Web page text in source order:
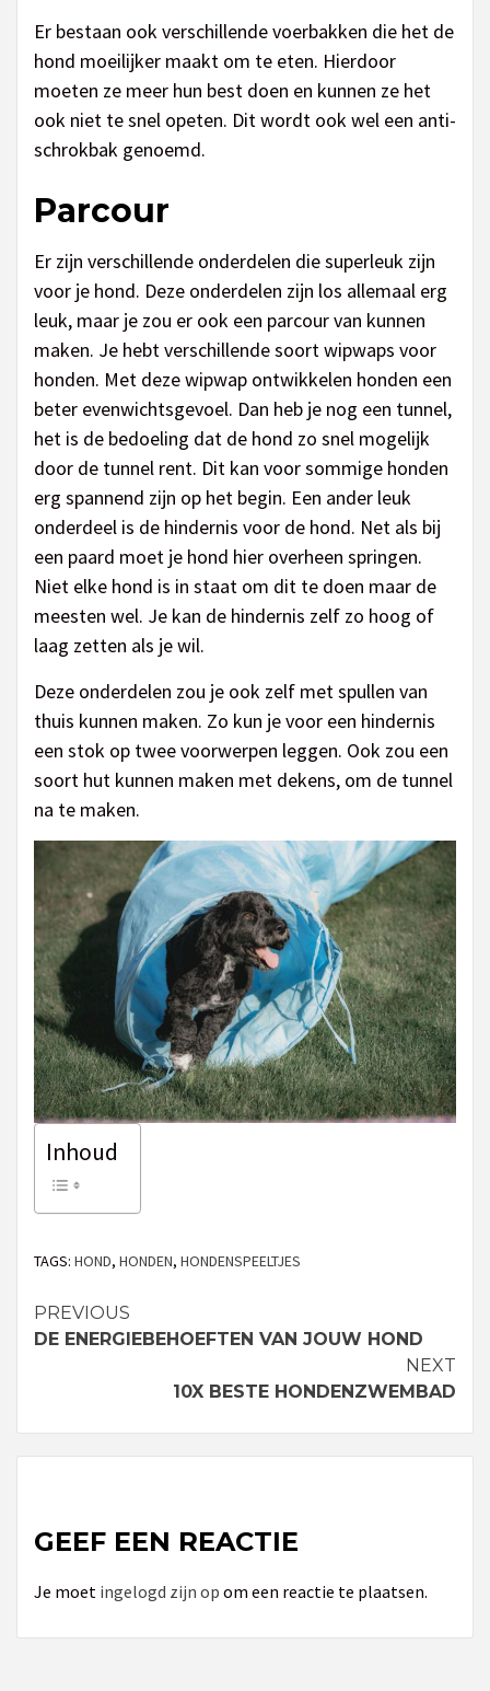
Er bestaan ook verschillende voerbakken die het de
hond moeilijker maakt om te eten. Hierdoor
moeten ze meer hun best doen en kunnen ze het
ook niet te snel opeten. Dit wordt ook wel een anti-
schrokbak genoemd.
Parcour
Er zijn verschillende onderdelen die superleuk zijn
voor je hond. Deze onderdelen zijn los allemaal erg
leuk, maar je zou er ook een parcour van kunnen
maken. Je hebt verschillende soort wipwaps voor
honden. Met deze wipwap ontwikkelen honden een
beter evenwichtsgevoel. Dan heb je nog een tunnel,
het is de bedoeling dat de hond zo snel mogelijk
door de tunnel rent. Dit kan voor sommige honden
erg spannend zijn op het begin. Een ander leuk
onderdeel is de hindernis voor de hond. Net als bij
een paard moet je hond hier overheen springen.
Niet elke hond is in staat om dit te doen maar de
meesten wel. Je kan de hindernis zelf zo hoog of
laag zetten als je wil.
Deze onderdelen zou je ook zelf met spullen van
thuis kunnen maken. Zo kun je voor een hindernis
een stok op twee voorwerpen leggen. Ook zou een
soort hut kunnen maken met dekens, om de tunnel
na te maken.
Inhoud
TAGS: HOND, HONDEN, HONDENSPEELTJES
Continue
PREVIOUS
DE ENERGIEBEHOEFTEN VAN JOUW HOND
NEXT
10X BESTE HONDENZWEMBAD
GEEF EEN REACTIE
Je moet ingelogd zijn op om een reactie te plaatsen.